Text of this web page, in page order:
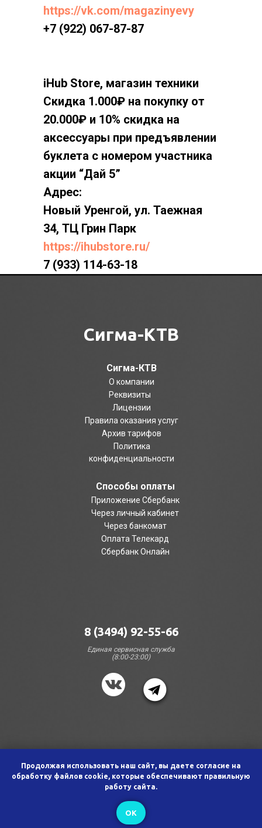
https://vk.com/magazinyevy
+7 (922) 067-87-87
iHub Store, магазин техники
Скидка 1.000₽ на покупку от
20.000₽ и 10% скидка на
аксессуары при предъявлении
буклета с номером участника
акции “Дай 5”
Адрес:
Новый Уренгой, ул. Таежная
34, ТЦ Грин Парк
https://ihubstore.ru/
7 (933) 114-63-18
Сигма-КТВ
8 (3494) 92-55-66
Единая сервисная служба
(8:00-23:00)
Сигма-КТВ
Способы оплаты
О компании
Реквизиты
Лицензии
Приложение Сбербанк
Через личный кабинет
Через банкомат
Оплата Телекард
Правила оказания услуг
АО «Сигма-КТВ» 2002-2026
Сбербанк Онлайн
Архив тарифов
Политика
конфиденциальности
Продолжая использовать наш сайт, вы даете согласие на
обработку файлов cookie, которые обеспечивают правильную
работу сайта.
ОК